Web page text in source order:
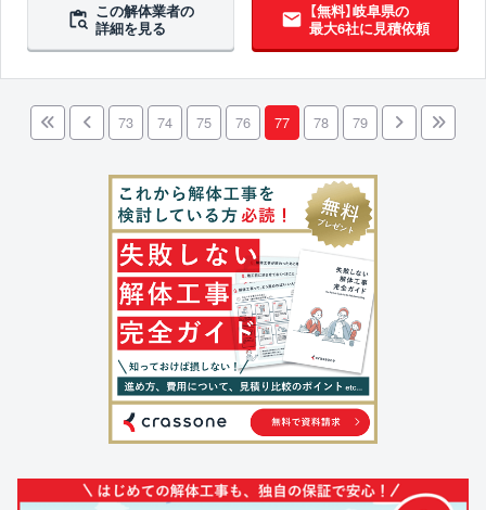
この解体業者の
詳細を見る
【無料】岐阜県の
最大6社に見積依頼
73 74 75 76 77 78 79